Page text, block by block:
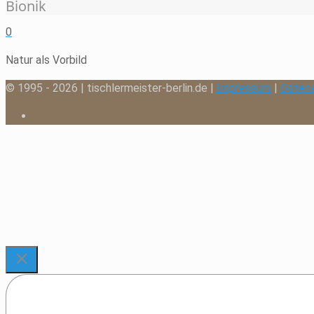
Bionik
0
Natur als Vorbild
© 1995 - 2026 | tischlermeister-berlin.de | Impressum